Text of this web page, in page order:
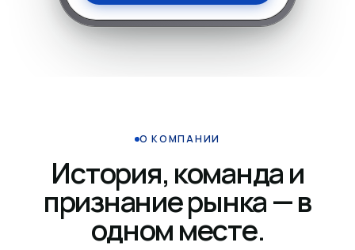
О КОМПАНИИ
История, команда и
признание рынка — в
одном месте.